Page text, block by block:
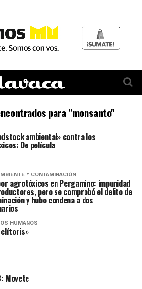
para "monsanto"
ambiental» contra los
De película
Y CONTAMINACIÓN
agrotóxicos en Pergamino: impunidad
pero se comprobó el delito de
y hubo condena a dos
HUMANOS
clítoris»
Movete